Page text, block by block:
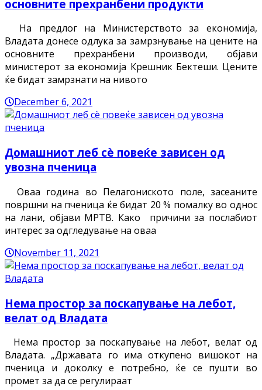
основните прехранбени продукти
На предлог на Министерството за економија,
Владата донесе одлука за замрзнување на цените на
основните прехранбени производи, објави
министерот за економија Крешник Бектеши. Цените
ќе бидат замрзнати на нивото
December 6, 2021
Домашниот леб сè повеќе зависен од
увозна пченица
Оваа година во Пелагониското поле, засеаните
површни на пченица ќе бидат 20 % помалку во однос
на лани, објави МРТВ. Како причини за послабиот
интерес за одгледување на оваа
November 11, 2021
Нема простор за поскапување на лебот,
велат од Владата
Нема простор за поскапување на лебот, велат од
Владата. „Државата го има откупено вишокот на
пченица и доколку е потребно, ќе се пушти во
промет за да се регулираат